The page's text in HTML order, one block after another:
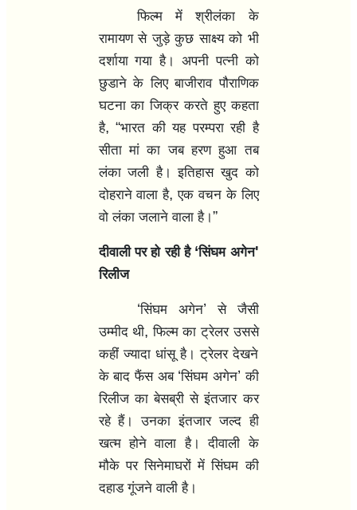
फिल्म में श्रीलंका के
रामायण से जुड़े कुछ साक्ष्य को भी
दर्शाया गया है। अपनी पत्नी को
छुडाने के लिए बाजीराव पौराणिक
घटना का जिक्र करते हुए कहता
है, “भारत की यह परम्परा रही है
सीता मां का जब हरण हुआ तब
लंका जली है। इतिहास खुद को
दोहराने वाला है,एक वचन के लिए
वो लंका जलाने वाला है।”
दीवाली पर हो रही है ‘सिंघम अगेन'
रिलीज
‘सिंघम अगेन’
से जैसी
उम्मीद थी,फिल्म का ट्रेलर उससे
कहीं ज्यादा धांसू है। ट्रेलर देखने
के बाद फैंस अब ‘सिंघम अगेन’ की
रिलीज का बेसब्री से इंतजार कर
रहे हैं। उनका इंतजार जल्द ही
खत्म होने वाला है। दीवाली के
मौके पर सिनेमाघरों में सिंघम की
दहाड गूंजने वाली है।